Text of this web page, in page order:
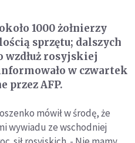
1000 żołnierzy
sprzętu; dalszych
wzdłuż rosyjskiej
w czwartek
przez AFP.
mówił w środę, że
wywiadu ze wschodniej